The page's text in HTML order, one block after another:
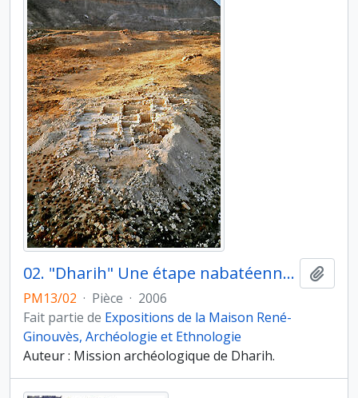
02. "Dharih" Une étape nabatéenne au nord de Pétra (Jordanie). Commerce, religion, agriculture : des Nabatéens à l’Islam. Le village nabatéen et romain s’étage sur les pentes
PM13/02 · Pièce · 2006
Fait partie de Expositions de la Maison René-
Ginouvès, Archéologie et Ethnologie
Auteur : Mission archéologique de Dharih.